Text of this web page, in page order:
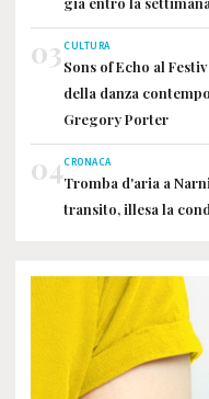
03CULTURA
Sons of Echo al
della danza
Gregory Porter
04CRONACA
Tromba d'aria a
transito, illesa la